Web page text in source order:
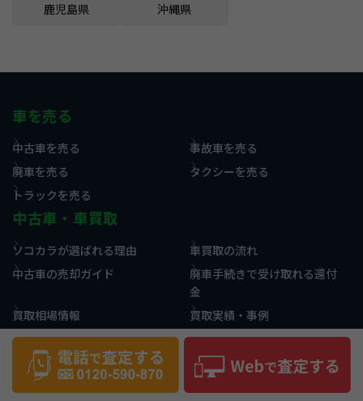
鹿児島県 沖縄県
車を売る
中古車を売る
事故車を売る
廃車を売る
タクシーを売る
トラックを売る
中古車・車買取
ソコカラが選ばれる理由
車買取の流れ
中古車の売却ガイド
廃車手続きで受け取れる還付
金
買取相場情報
買取実績・事例
お役立ち情報
コラム 用語集